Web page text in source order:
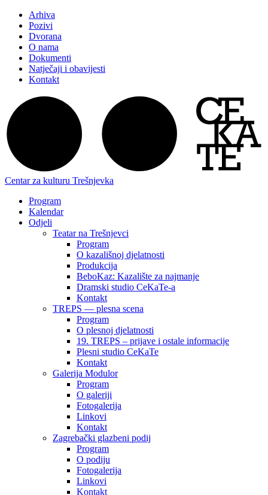
Arhiva
Pozivi
Dvorana
O nama
Dokumenti
Natječaji i obavijesti
Kontakt
Centar za kulturu Trešnjevka
Program
Kalendar
Odjeli
Teatar na Trešnjevci
Program
O kazališnoj djelatnosti
Produkcija
BeboKaz: Kazalište za najmanje
Dramski studio CeKaTe-a
Kontakt
TREPS — plesna scena
Program
O plesnoj djelatnosti
19. TREPS – prijave i ostale informacije
Plesni studio CeKaTe
Kontakt
Galerija Modulor
Program
O galeriji
Fotogalerija
Linkovi
Kontakt
Zagrebački glazbeni podij
Program
O podiju
Fotogalerija
Linkovi
Kontakt